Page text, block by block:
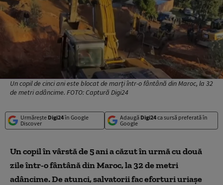
Un copil de cinci ani este blocat de marți într-o fântână din Maroc, la 32
de metri adâncime. FOTO: Captură Digi24
Urmărește Digi24în Google
Discover
Adaugă Digi24ca sursă preferată în
Google
Un copil în vârstă de 5 ani a căzut în urmă cu două
zile într-o fântână din Maroc, la 32 de metri
adâncime. De atunci, salvatorii fac eforturi uriașe